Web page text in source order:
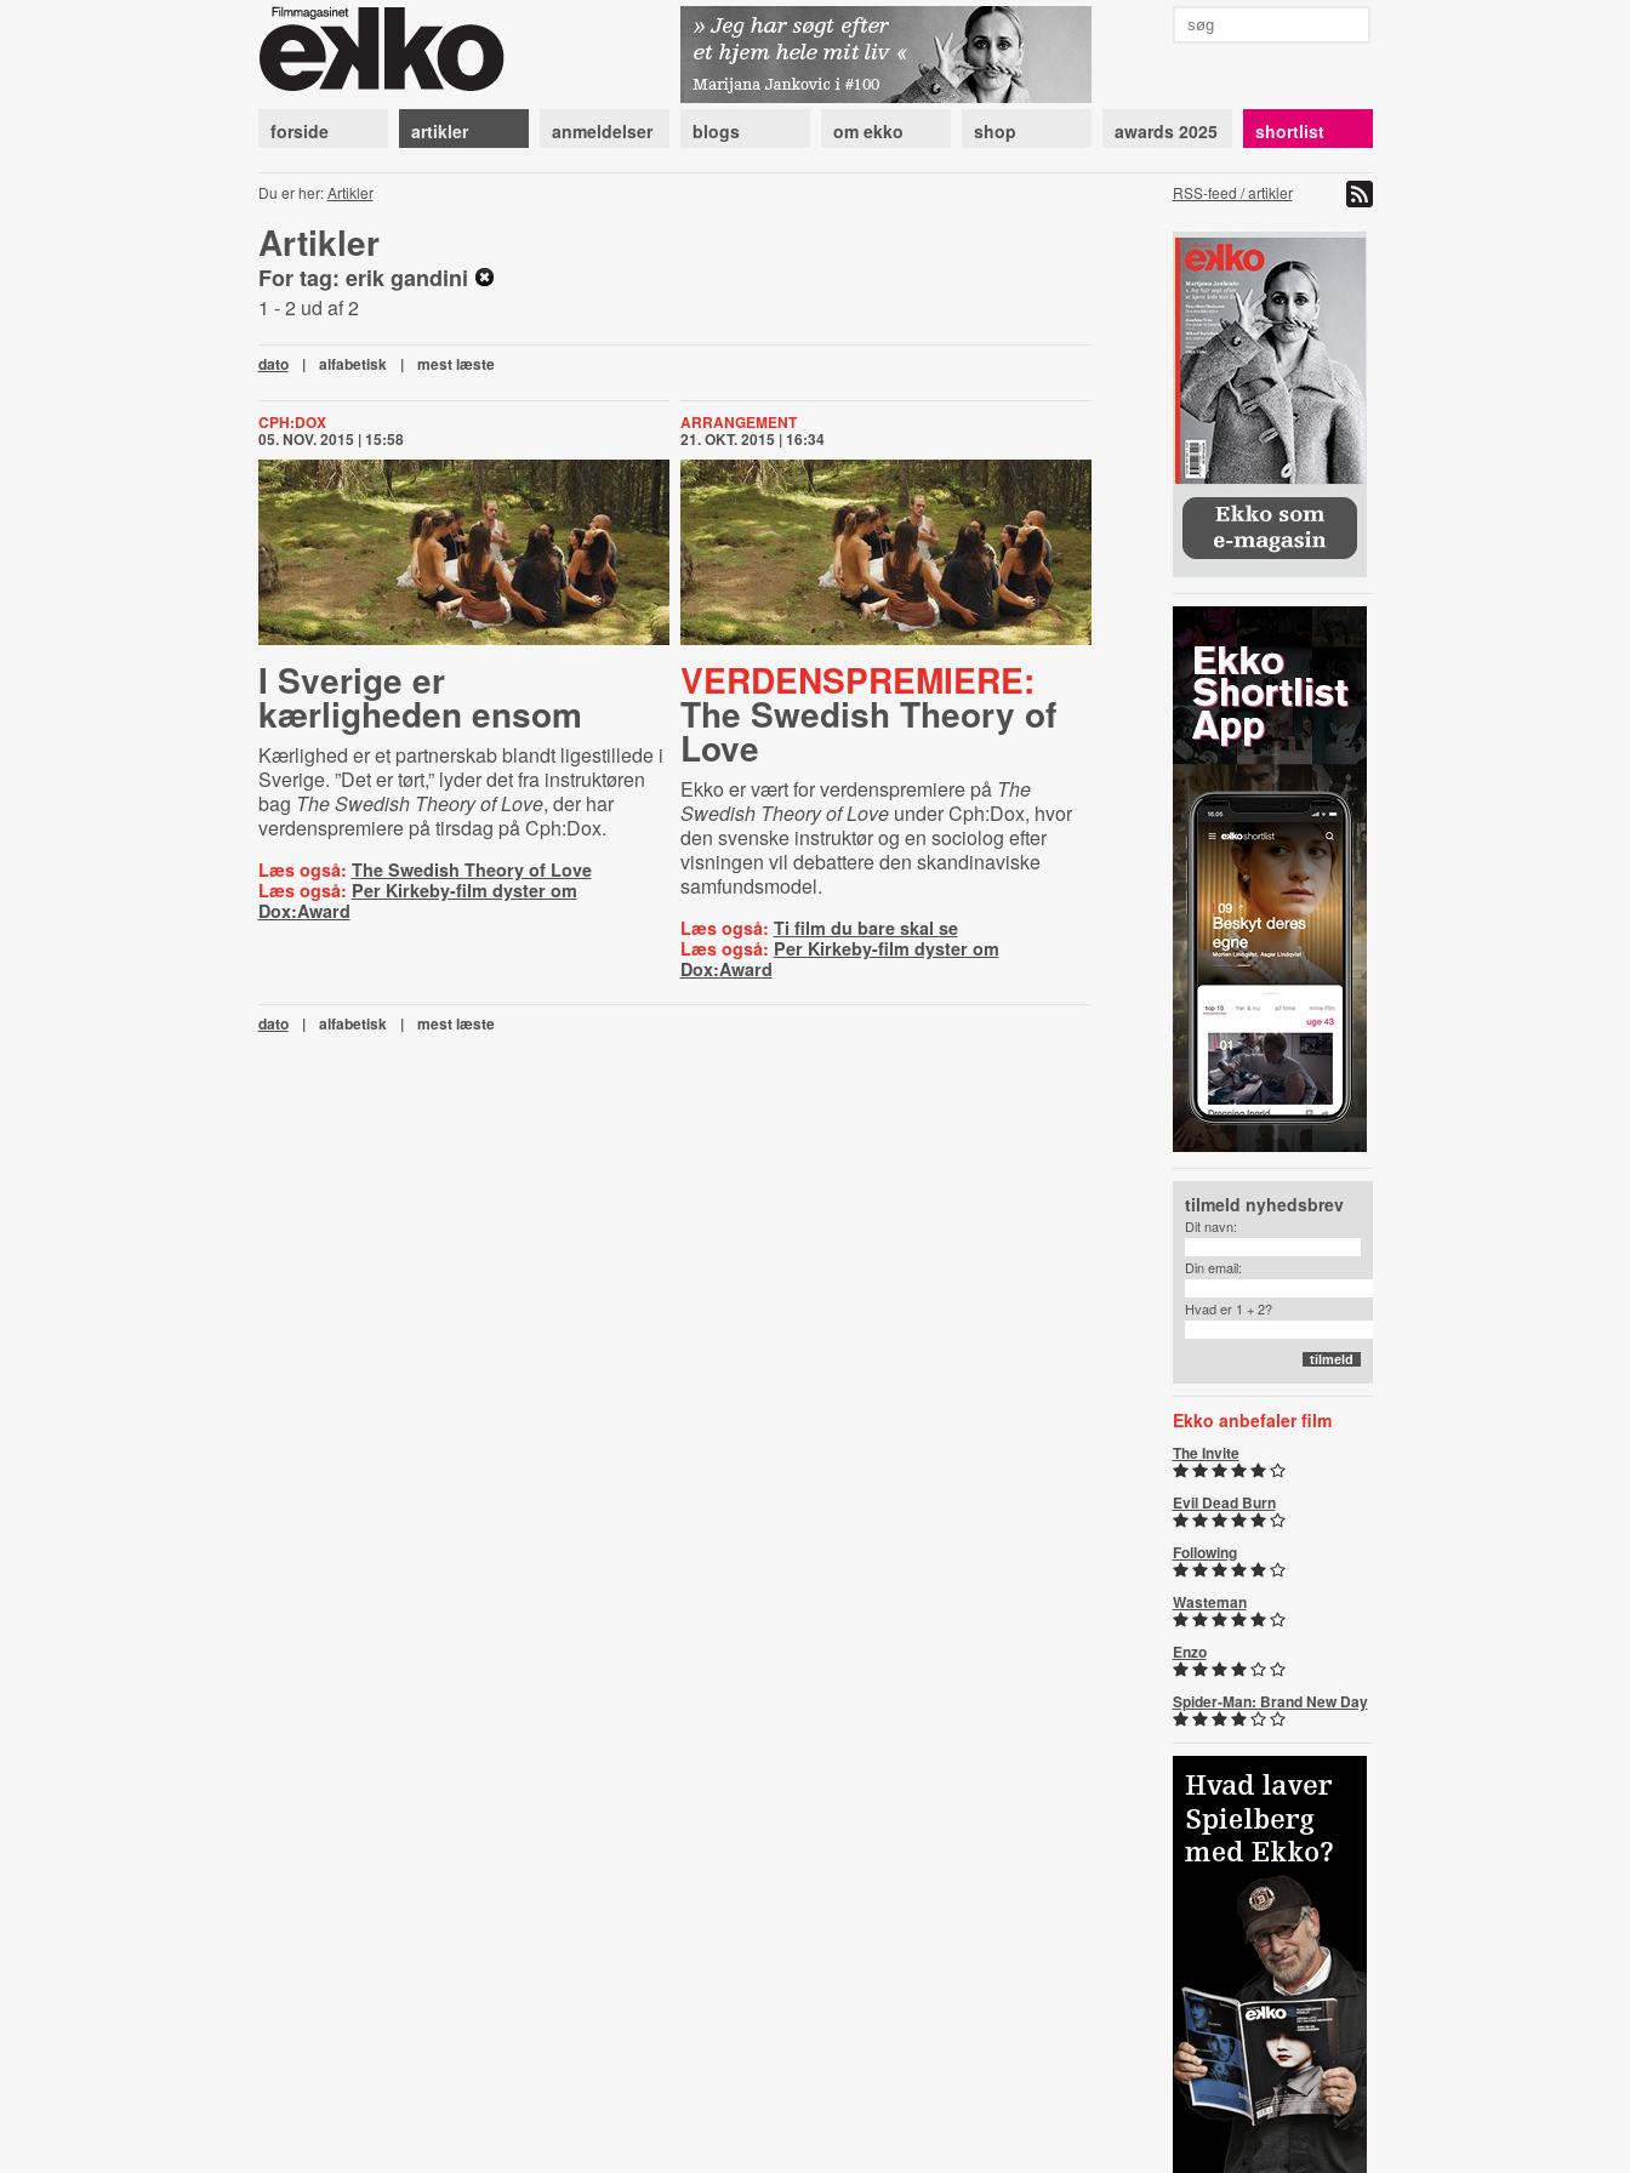
forside artikler anmeldelser blogs om ekko shop awards 2025 shortlist
Du er her:Artikler RSS-feed / artikler
Artikler
For tag: erik gandini
1 - 2 ud af 2
dato | alfabetisk | mest læste
CPH:DOX
05. NOV. 2015 | 15:58
I Sverige er
kærligheden ensom
Kærlighed er et partnerskab blandt ligestillede i
Sverige. ”Det er tørt,” lyder det fra instruktøren
bag The Swedish Theory of Love, der har
verdenspremiere på tirsdag på Cph:Dox.
Læs også: The Swedish Theory of Love
Læs også: Per Kirkeby-film dyster om
Dox:Award
ARRANGEMENT
21. OKT. 2015 | 16:34
VERDENSPREMIERE:
The Swedish Theory of
Love
Ekko er vært for verdenspremiere på The
Swedish Theory of Loveunder Cph:Dox, hvor
den svenske instruktør og en sociolog efter
visningen vil debattere den skandinaviske
samfundsmodel.
Læs også: Ti film du bare skal se
Læs også: Per Kirkeby-film dyster om
Dox:Award
dato | alfabetisk | mest læste
tilmeld nyhedsbrev
Dit navn:
Din email:
Hvad er 1 + 2?
Ekko anbefaler film
The Invite
Evil Dead Burn
Following
Wasteman
Enzo
Spider-Man: Brand New Day